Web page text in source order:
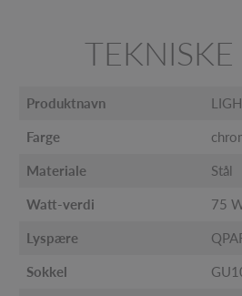
Produktnavn
Farge
Materiale Stål
Watt-verdi 75
Lyspære
Sokkel